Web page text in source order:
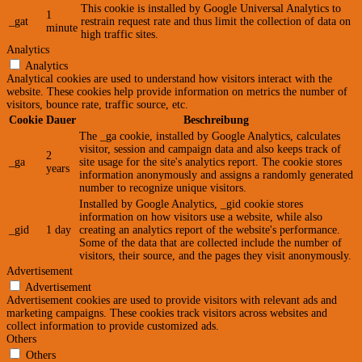
_gat
1
minute
This cookie is installed by Google Universal Analytics to
restrain request rate and thus limit the collection of data on
high traffic sites.
Analytics
Analytics
Analytical cookies are used to understand how visitors interact with the
website. These cookies help provide information on metrics the number of
visitors, bounce rate, traffic source, etc.
Cookie Dauer Beschreibung
_ga
2
years
The _ga cookie, installed by Google Analytics, calculates
visitor, session and campaign data and also keeps track of
site usage for the site's analytics report. The cookie stores
information anonymously and assigns a randomly generated
number to recognize unique visitors.
_gid 1 day
Installed by Google Analytics, _gid cookie stores
information on how visitors use a website, while also
creating an analytics report of the website's performance.
Some of the data that are collected include the number of
visitors, their source, and the pages they visit anonymously.
Advertisement
Advertisement
Advertisement cookies are used to provide visitors with relevant ads and
marketing campaigns. These cookies track visitors across websites and
collect information to provide customized ads.
Others
Others